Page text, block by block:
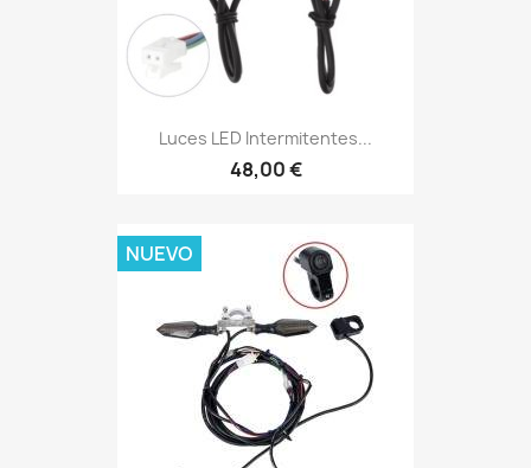
Luces LED Intermitentes...
48,00 €
NUEVO